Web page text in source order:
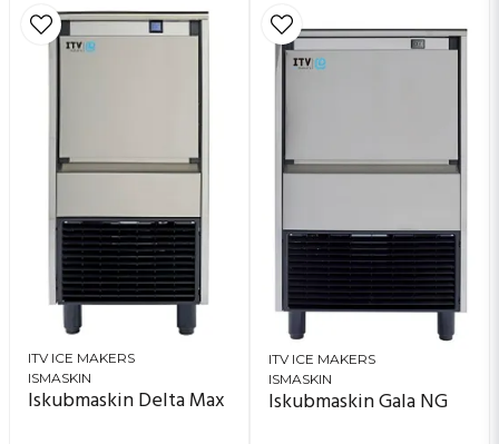
ITV ICE MAKERS
ISMASKIN
Iskubmaskin Delta Max
ITV ICE MAKERS
ISMASKIN
Iskubmaskin Gala NG